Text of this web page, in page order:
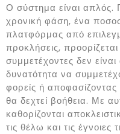
Ο σύστημα είναι απλός.
χρονική φάση, ένα
πλατφόρμας από
προκλήσεις,
συμμετέχοντες δεν
δυνατότητα να
φορείς ή
θα δεχτεί βοήθεια. Με
καθορίζονται
τις θέλω και τις έγνοιες